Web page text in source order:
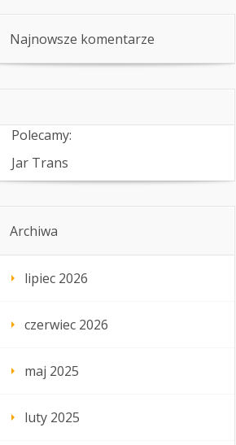
Najnowsze komentarze
Polecamy:
Jar Trans
Archiwa
lipiec 2026
czerwiec 2026
maj 2025
luty 2025